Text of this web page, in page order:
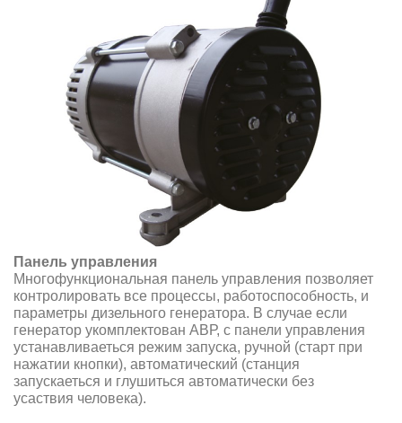
Панель управления
Многофункциональная панель управления позволяет
контролировать все процессы, работоспособность, и
параметры дизельного генератора. В случае если
генератор укомплектован АВР, с панели управления
устанавливаеться режим запуска, ручной (старт при
нажатии кнопки), автоматический (станция
запускаеться и глушиться автоматически без
усаствия человека).